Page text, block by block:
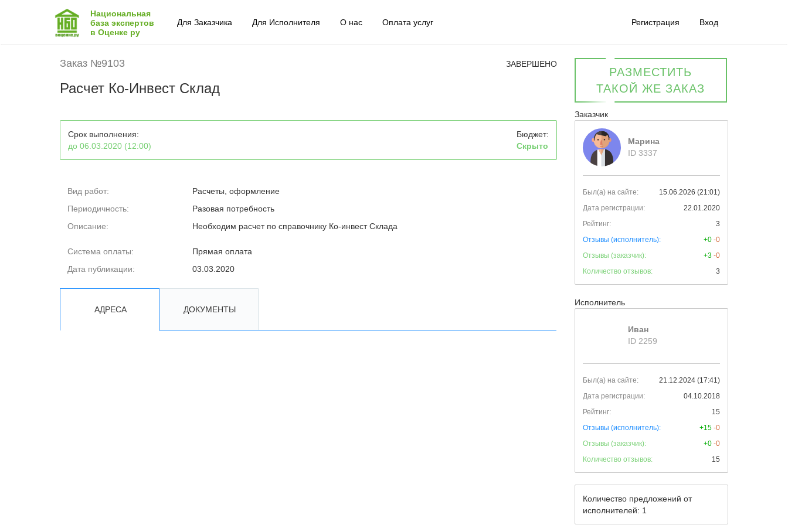
Национальная
база экспертов
в Оценке ру
Для Заказчика Для Исполнителя О нас Оплата услуг Регистрация Вход
Заказ №9103 ЗАВЕРШЕНО
Расчет Ко-Инвест Склад
РАЗМЕСТИТЬ
ТАКОЙ ЖЕ ЗАКАЗ
Срок выполнения:
до 06.03.2020 (12:00)
Бюджет:
Скрыто
Вид работ:
Расчеты, оформление
Периодичность:
Разовая потребность
Описание:
Необходим расчет по справочнику Ко-инвест Склада
Система оплаты:
Прямая оплата
Дата публикации:
03.03.2020
АДРЕСА ДОКУМЕНТЫ
Заказчик
Марина
ID 3337
Был(а) на сайте:
15.06.2026 (21:01)
Дата регистрации:
22.01.2020
Рейтинг:
3
Отзывы (исполнитель):
+0 -0
Отзывы (заказчик):
+3 -0
Количество отзывов:
3
Исполнитель
Иван
ID 2259
Был(а) на сайте:
21.12.2024 (17:41)
Дата регистрации:
04.10.2018
Рейтинг:
15
Отзывы (исполнитель):
+15 -0
Отзывы (заказчик):
+0 -0
Количество отзывов:
15
Количество предложений от
исполнителей: 1